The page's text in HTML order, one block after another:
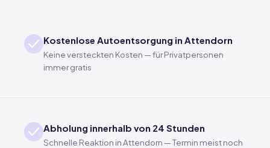
Kostenlose Autoentsorgung in Attendorn
Keine versteckten Kosten — für Privatpersonen
immer gratis
Abholung innerhalb von 24 Stunden
Schnelle Reaktion in Attendorn — Termin meist noch